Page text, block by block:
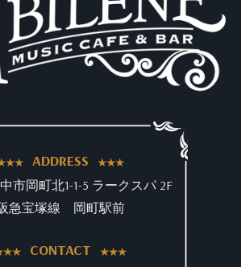
ADDRESS
市岡町北1-1-5 ラークスパ 2F
急宝塚線 岡町駅前
CONTACT